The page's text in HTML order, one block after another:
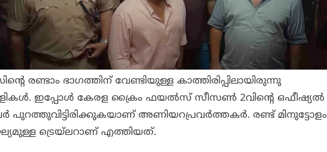
രണ്ടാം ഭാഗത്തിന് വേണ്ടിയുള്ള കാത്തിരിപ്പിലായിരുന്നു
ഇപ്പോള്‍ കേരള ക്രൈം ഫയല്‍സ് സീസണ്‍ 2വിന്റെ ഒഫീഷ്യല്‍
പുറത്തുവിട്ടിരിക്കുകയാണ് അണിയറപ്രവര്‍ത്തകര്‍. രണ്ട് മിനുട്ടോളം
ട്രെയ്‌ലറാണ് എത്തിയത്.